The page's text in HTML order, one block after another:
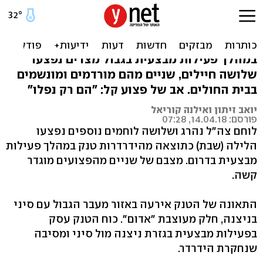
חייל נהרג ושניים נפצעו קשה
בהידרדרות טנק בדרום
במהלך פעילות מבצעית בגבול מצרים נפצעו
שלושה חיילים, שניים מהם מורדמים ומונשמים
בבית החולים. אב של פצוע קל: "הם רק נפלו"
יואב זיתון ואילנה קוריאל
פורסם: 14.04.18, 07:28
לוחם צה"ל נהרג ושלושה לוחמים נוספים נפצעו
הלילה (שבת) כתוצאה מהידרדרות טנק במהלך פעילות
מבצעית בדרום. מצבם של שניים מהפצועים מוגדר
קשה.
התאונה של הטנק אירעה באזור מעבר הגבול עם סיני
בניצנה, חלק מעוצבת "אדום". כוח הטנק עסק
בפעילות מבצעית בגזרת ניצנה מול סיני ומסיבה
שנחקרת הידרדר.